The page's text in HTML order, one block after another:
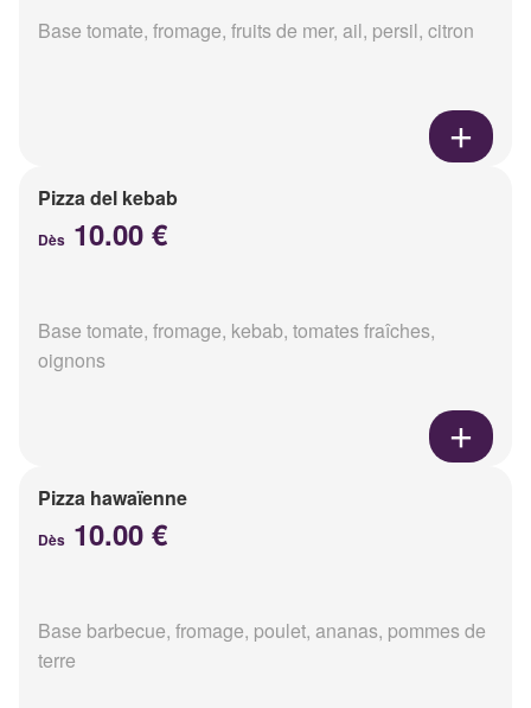
Base tomate, fromage, fruits de mer, ail, persil, citron
Pizza del kebab
Dès 10.00 €
Base tomate, fromage, kebab, tomates fraîches,
oignons
Pizza hawaïenne
Dès 10.00 €
Base barbecue, fromage, poulet, ananas, pommes de
terre